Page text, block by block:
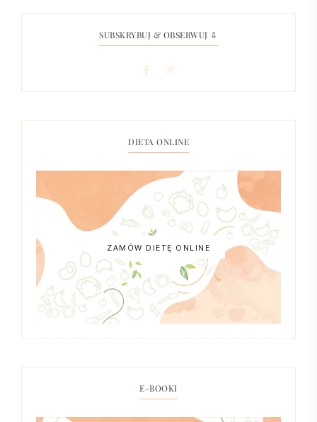
SUBSKRYBUJ & OBSERWUJ ⇩
DIETA ONLINE
ZAMÓW DIETĘ ONLINE
E-BOOKI